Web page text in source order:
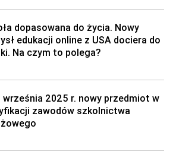
dopasowana do życia. Nowy
edukacji online z USA dociera do
Na czym to polega?
września 2025 r. nowy przedmiot w
zawodów szkolnictwa